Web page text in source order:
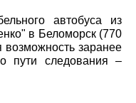
автобуса из
в Беломорск (770
возможность заранее
пути следования –